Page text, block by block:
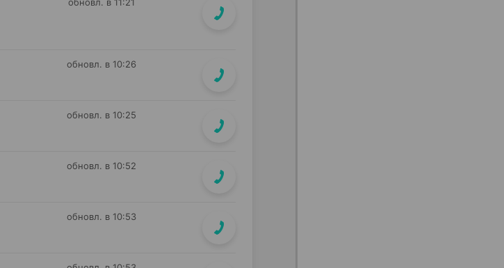
обновл. в 10:26
обновл. в 10:25
обновл. в 10:52
обновл. в 10:53